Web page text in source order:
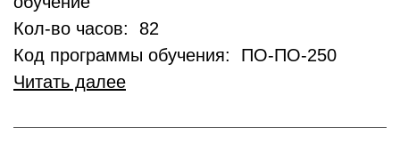
Кол-во часов: 82
Код программы обучения: ПО-ПО-250
Читать далее